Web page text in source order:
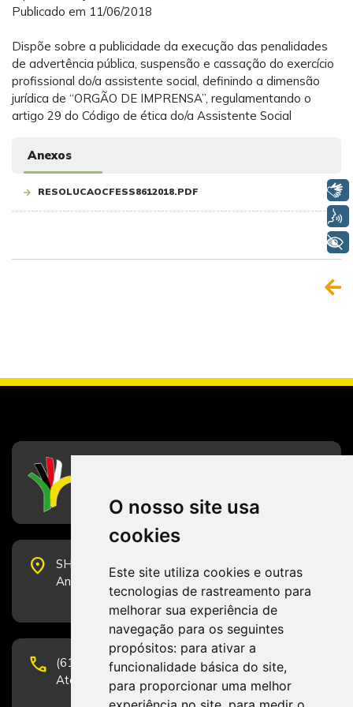
O nosso site usa
cookies
Este site utiliza cookies e outras
tecnologias de rastreamento para
melhorar sua experiência de
navegação para os seguintes
propósitos: para ativar a
funcionalidade básica do site,
para proporcionar uma melhor
Publicado em 11/06/2018
Dispõe sobre a publicidade da execução das penalidades
de advertência pública, suspensão e cassação do exercício
profissional do/a assistente social, definindo a dimensão
jurídica de “ORGÃO DE IMPRENSA”, regulamentando o
artigo 29 do Código de ética do/a Assistente Social
Anexos
RESOLUCAOCFESS8612018.PDF
place
SHS Quadra 6, Bloco E, Complexo Brasil 21, 20º
Andar, Sala 2001 - CEP 70322-915 - Brasília/DF
phone
(61) 3223-1652 e (61) 98131-3801.
Atendimento por telefone em horário comercial
Voz